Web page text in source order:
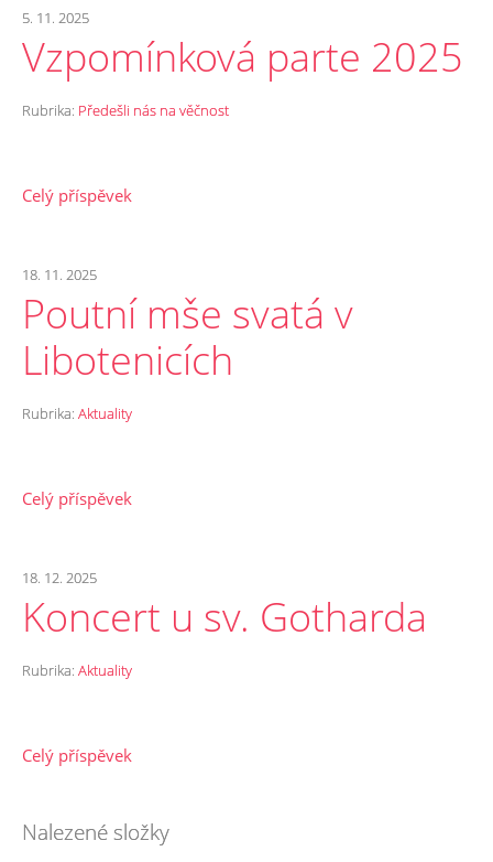
5. 11. 2025
Vzpomínková parte 2025
Rubrika: Předešli nás na věčnost
Celý příspěvek
18. 11. 2025
Poutní mše svatá v
Libotenicích
Rubrika: Aktuality
Celý příspěvek
18. 12. 2025
Koncert u sv. Gotharda
Rubrika: Aktuality
Celý příspěvek
Nalezené složky